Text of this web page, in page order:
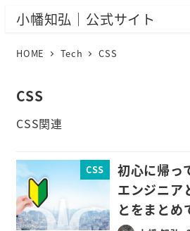
小幡知弘｜公式サイト
HOME Tech CSS
CSS
CSS関連
CSS
初心に帰っ
エンジニア
とをまとめ